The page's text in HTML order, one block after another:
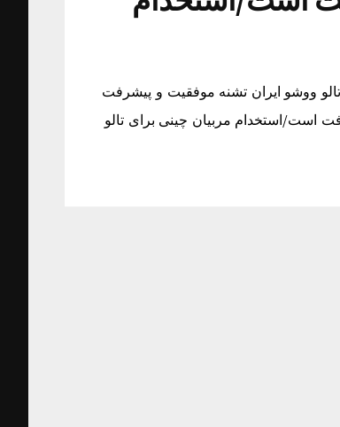
ووشو ایران تشنه موفقیت و پیشرفت
است/استخدام مربیان چینی برای تالو